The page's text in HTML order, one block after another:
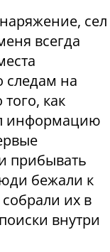
сел
всегда
следам на
как
информацию
прибывать
бежали к
их в
внутри